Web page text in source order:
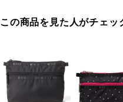
この商品を見た人がチェッ